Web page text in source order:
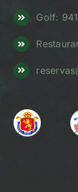
Golf: